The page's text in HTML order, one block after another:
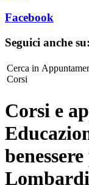
Facebook
Seguici anche su:
Cerca in
Corsi
Corsi e